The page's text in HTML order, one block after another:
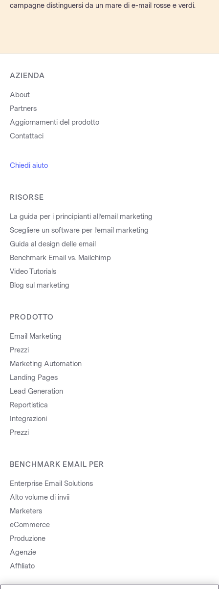
campagne distinguersi da un mare di e-mail rosse e verdi.
AZIENDA
About
Partners
Aggiornamenti del prodotto
Contattaci
Chiedi aiuto
RISORSE
La guida per i principianti all’email marketing
Scegliere un software per l’email marketing
Guida al design delle email
Benchmark Email vs. Mailchimp
Video Tutorials
Blog sul marketing
PRODOTTO
Email Marketing
Prezzi
Marketing Automation
Landing Pages
Lead Generation
Reportistica
Integrazioni
Prezzi
BENCHMARK EMAIL PER
Enterprise Email Solutions
Alto volume di invii
Marketers
eCommerce
Produzione
Agenzie
Affiliato